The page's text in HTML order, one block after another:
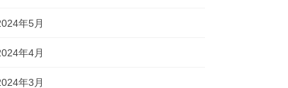
年5月
年4月
年3月